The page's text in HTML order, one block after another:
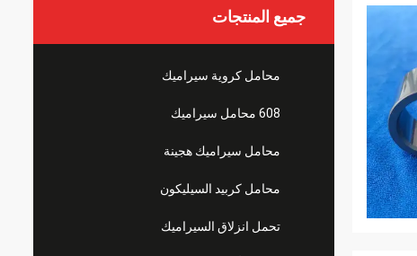
جميع المنتجات
محامل كروية سيراميك
608 محامل سيراميك
محامل سيراميك هجينة
محامل كربيد السيليكون
تحمل انزلاق السيراميك